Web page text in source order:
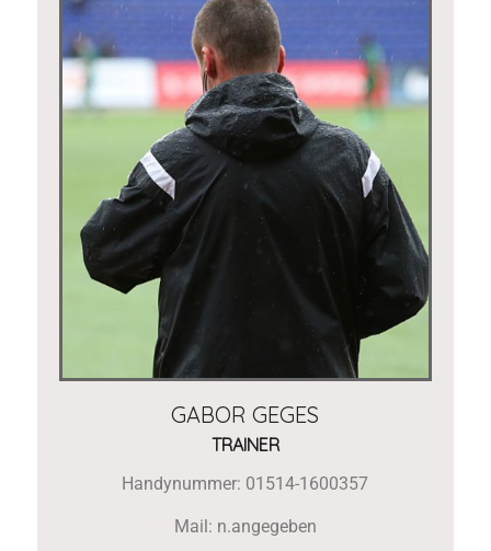
GABOR GEGES
TRAINER
Handynummer: 01514-1600357
Mail: n.angegeben